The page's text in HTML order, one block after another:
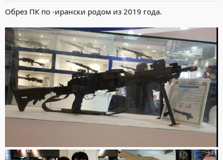
Обрез ПК по -ирански родом из 2019 года.